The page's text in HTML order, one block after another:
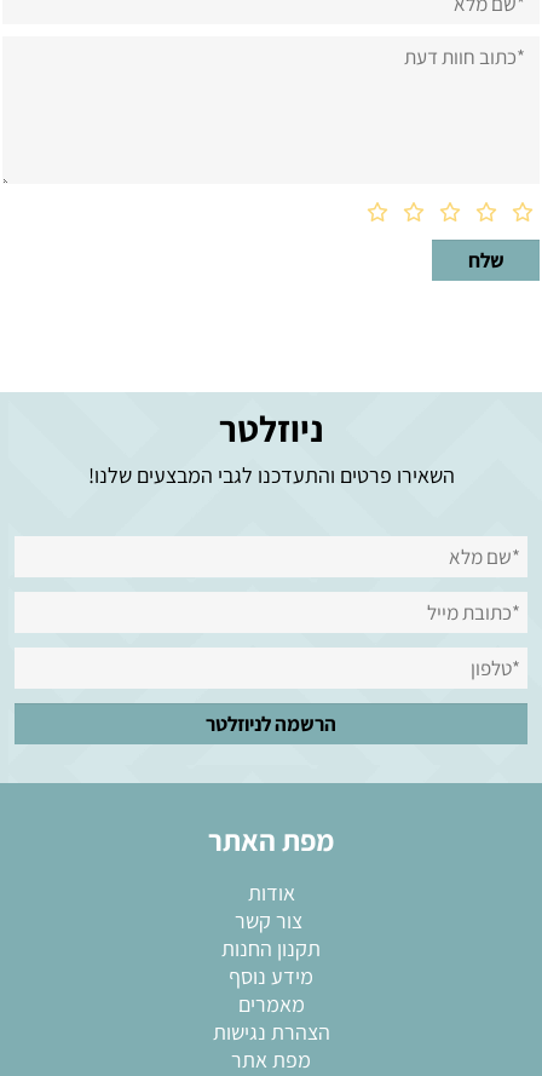
ניוזלטר
השאירו פרטים והתעדכנו לגבי המבצעים שלנו!
מפת האתר
אודות
צור קשר
תקנון החנות
מידע נוסף
מאמרים
הצהרת נגישות
מפת אתר